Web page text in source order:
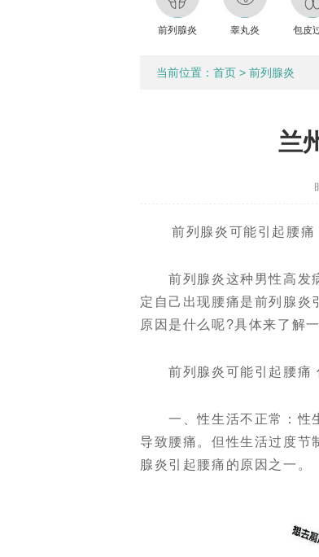
前列腺炎 睾丸炎 包皮
当前位置： 首页 > 前列腺炎
兰
前列腺炎可能引起腰痛
前列腺炎这种男性高发病
定自己出现腰痛是前列腺炎
原因是什么呢?具体来了解一
前列腺炎可能引起腰痛
一、性生活不正常：性生
导致腰痛。但性生活过度节
腺炎引起腰痛的原因之一。